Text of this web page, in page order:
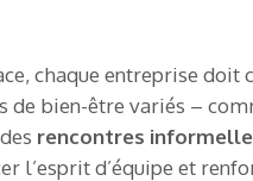
chaque entreprise doit
de bien-être variés –
rencontres
l’esprit d’équipe et